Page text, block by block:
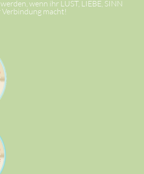
wenn ihr LUST, LIEBE, SINN
macht!